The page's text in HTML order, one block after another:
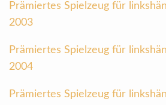
Prämiertes Spielzeug für
2003
Prämiertes Spielzeug für
2004
Prämiertes Spielzeug für